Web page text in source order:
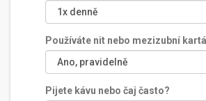
Používáte nit nebo mezizubní
Pijete kávu nebo čaj často?